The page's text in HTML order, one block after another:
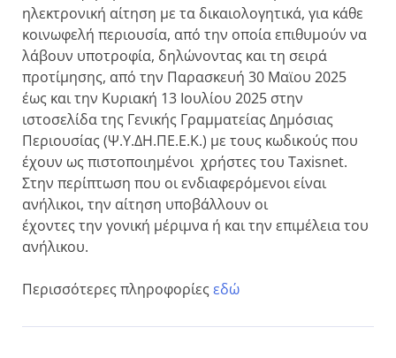
ηλεκτρονική αίτηση με τα δικαιολογητικά, για κάθε
κοινωφελή περιουσία, από την οποία επιθυμούν να
λάβουν υποτροφία, δηλώνοντας και τη σειρά
προτίμησης, από την Παρασκευή 30 Μαϊου 2025
έως και την Κυριακή 13 Ιουλίου 2025 στην
ιστοσελίδα της Γενικής Γραμματείας Δημόσιας
Περιουσίας (Ψ.Υ.ΔΗ.ΠΕ.Ε.Κ.) με τους κωδικούς που
έχουν ως πιστοποιημένοι χρήστες του Taxisnet.
Στην περίπτωση που οι ενδιαφερόμενοι είναι
ανήλικοι, την αίτηση υποβάλλουν οι
έχοντες την γονική μέριμνα ή και την επιμέλεια του
ανήλικου.
Περισσότερες πληροφορίες εδώ